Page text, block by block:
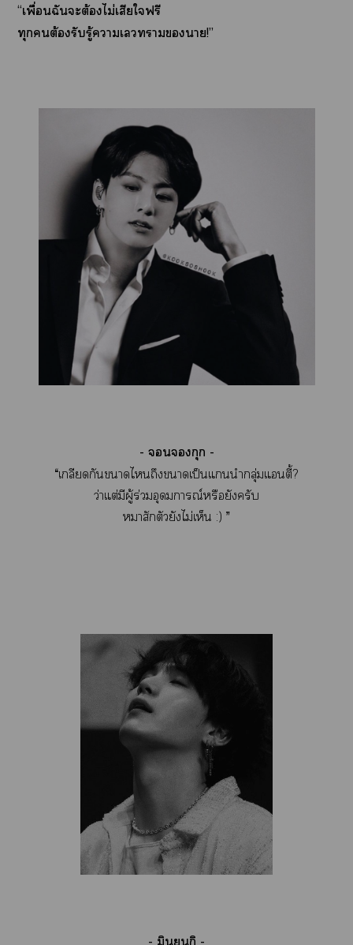
“เพื่อนฉันะต้องไม่เสียใฟรี
ทุกต้องรับรู้าเาา!”
- กุก -
“เกลียดกันาไถึงาเป็นแนำกลุ่มแอนตี้?
ว่าแต่มีผู้ร่วมอุดมการณ์หรือยังครับ
าสักตัวยังไม่เห็น :) ”